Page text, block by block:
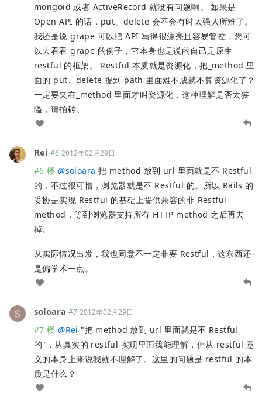
mongoid 或者 ActiveRecord 就没有问题啊。 如果是
Open API 的话，put、delete 会不会有时太强人所难了。
我还是说 grape 可以把 API 写得很漂亮且容易管控，您可
以去看看 grape 的例子，它本身也是说的自己是原生
restful 的框架。 Restful 本质就是资源化，把_method 里
面的 put、delete 提到 path 里面难不成就不算资源化了？
一定要夹在_method 里面才叫资源化，这种理解是否太狭
隘，请拍砖。
Rei #6 2012年02月29日
#6 楼 @soloara 把 method 放到 url 里面就是不 Restful
的，不过很可惜，浏览器就是不 Restful 的。所以 Rails 的
妥协是实现 Restful 的基础上提供兼容的非 Restful
method，等到浏览器支持所有 HTTP method 之后再去
掉。
从实际情况出发，我也同意不一定非要 Restful，这东西还
是偏学术一点。
soloara #7 2012年02月29日
#7 楼 @Rei "把 method 放到 url 里面就是不 Restful
的"，从真实的 restful 实现里面我能理解，但从 restful 意
义的本身上来说我就不理解了。这里的问题是 restful 的本
质是什么？